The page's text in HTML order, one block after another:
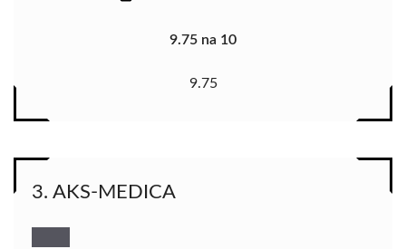
9.75 na 10
9.75
3. AKS-MEDICA